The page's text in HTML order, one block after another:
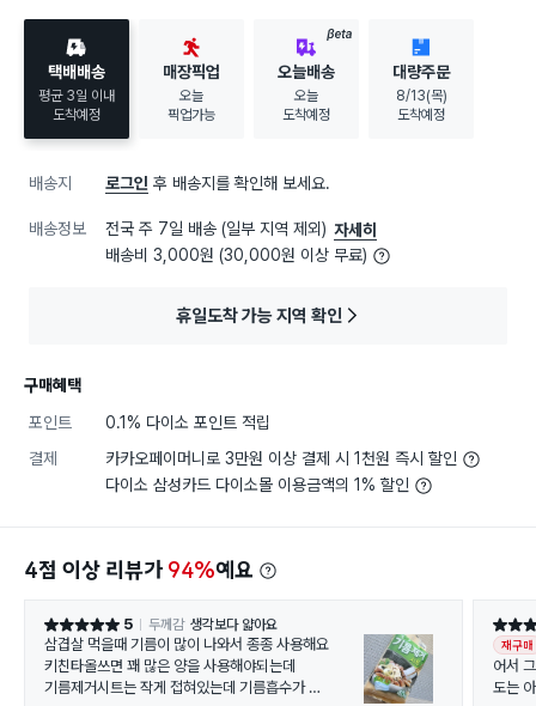
택배배송
평균 3일 이내
도착예정
매장픽업
오늘
픽업가능
BETA
오늘배송
오늘
도착예정
대량주문
8/13(목)
도착예정
배송지 로그인 후 배송지를 확인해 보세요.
배송정보 전국 주 7일 배송 (일부 지역 제외) 자세히
배송비 3,000원 (30,000원 이상 무료)
휴일도착 가능 지역 확인
구매혜택
포인트
0.1% 다이소 포인트 적립
결제
카카오페이머니로 3만원 이상 결제 시 1천원 즉시 할인
다이소 삼성카드 다이소몰 이용금액의 1% 할인
4점 이상 리뷰가 94%예요
별점 5점 5 두께감 생각보다 얇아요
삼겹살 먹을때 기름이 많이 나와서 종종 사용해요
키친타올쓰면 꽤 많은 양을 사용해야되는데
기름제거시트는 작게 접혀있는데 기름흡수가
별점 5
재구매
어서
도는